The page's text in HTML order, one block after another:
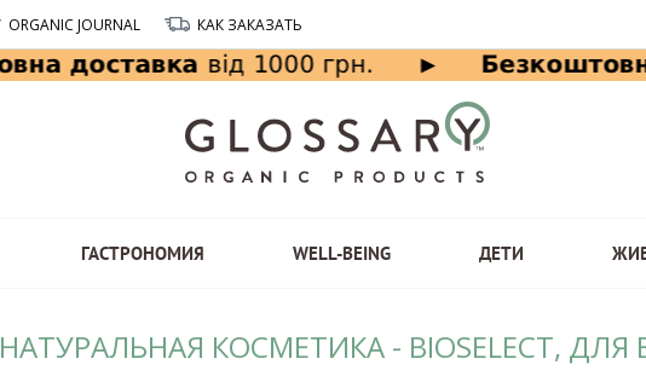
ORGANIC JOURNAL КАК ЗАКАЗАТЬ
ГАСТРОНОМИЯ WELL-BEING ДЕТИ
НАТУРАЛЬНАЯ КОСМЕТИКА - BIOSELECT,